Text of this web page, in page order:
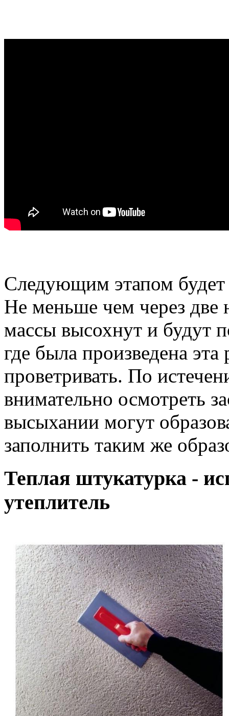
Следующим этапом будет
Не меньше чем через две
массы высохнут и будут
где была произведена эта
проветривать. По
внимательно осмотреть
высыхании могут
заполнить таким же
Теплая штукатурка -
утеплитель